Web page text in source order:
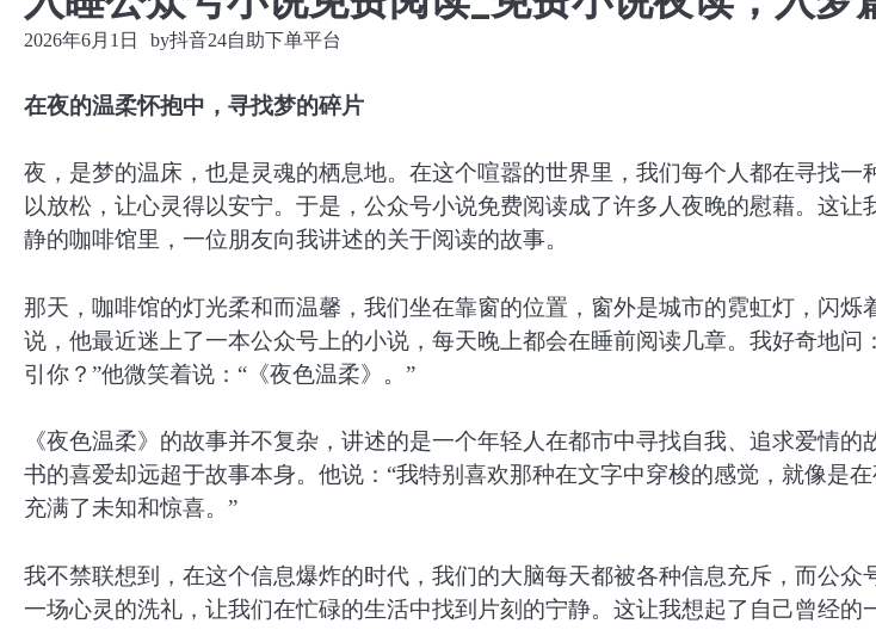
2026年6月1日 by抖音24自助下单平台
在夜的温柔怀抱中，寻找梦的碎片
夜，是梦的温床，也是灵魂的栖息地。在这个喧嚣的世界里，我们每个人都在寻找一
以放松，让心灵得以安宁。于是，公众号小说免费阅读成了许多人夜晚的慰藉。这让
静的咖啡馆里，一位朋友向我讲述的关于阅读的故事。
那天，咖啡馆的灯光柔和而温馨，我们坐在靠窗的位置，窗外是城市的霓虹灯，闪烁
说，他最近迷上了一本公众号上的小说，每天晚上都会在睡前阅读几章。我好奇地问
引你？”他微笑着说：“《夜色温柔》。”
《夜色温柔》的故事并不复杂，讲述的是一个年轻人在都市中寻找自我、追求爱情的
书的喜爱却远超于故事本身。他说：“我特别喜欢那种在文字中穿梭的感觉，就像是
充满了未知和惊喜。”
我不禁联想到，在这个信息爆炸的时代，我们的大脑每天都被各种信息充斥，而公众
一场心灵的洗礼，让我们在忙碌的生活中找到片刻的宁静。这让我想起了自己曾经的